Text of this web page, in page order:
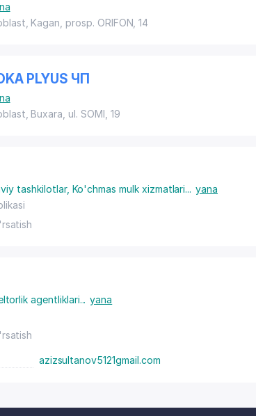
Kagan, prosp. ORIFON , 14
PLYUS ЧП
Buxara, ul. SOMI , 19
tashkilotlar, Ko'chmas mulk xizmatlari... yana
agentliklari... yana
azizsultanov5121gmail.com